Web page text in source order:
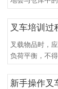
叉车培训过
叉载物品时，
负荷平衡，不
新手操作叉